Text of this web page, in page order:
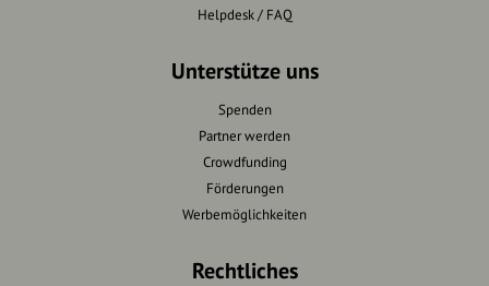
Helpdesk / FAQ
Unterstütze uns
Spenden
Partner werden
Crowdfunding
Förderungen
Werbemöglichkeiten
Rechtliches